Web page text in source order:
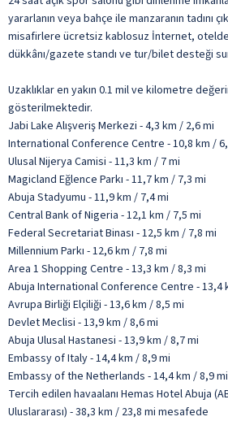
yararlanın veya bahçe ile manzaranın tadını
misafirlere ücretsiz kablosuz İnternet,
dükkânı/gazete standı ve tur/bilet desteği
Uzaklıklar en yakın 0.1 mil ve kilometre
gösterilmektedir.
Jabi Lake Alışveriş Merkezi - 4,3 km / 2,6 mi
International Conference Centre - 10,8 km /
Ulusal Nijerya Camisi - 11,3 km / 7 mi
Magicland Eğlence Parkı - 11,7 km / 7,3 mi
Abuja Stadyumu - 11,9 km / 7,4 mi
Central Bank of Nigeria - 12,1 km / 7,5 mi
Federal Secretariat Binası - 12,5 km / 7,8 mi
Millennium Parkı - 12,6 km / 7,8 mi
Area 1 Shopping Centre - 13,3 km / 8,3 mi
Abuja International Conference Centre - 13,4
Avrupa Birliği Elçiliği - 13,6 km / 8,5 mi
Devlet Meclisi - 13,9 km / 8,6 mi
Abuja Ulusal Hastanesi - 13,9 km / 8,7 mi
Embassy of Italy - 14,4 km / 8,9 mi
Embassy of the Netherlands - 14,4 km / 8,9 mi
Tercih edilen havaalanı Hemas Hotel Abuja
Uluslararası) - 38,3 km / 23,8 mi mesafede